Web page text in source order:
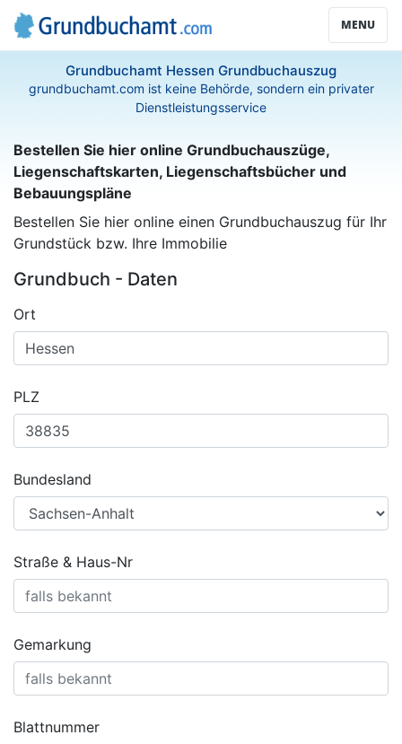
MENU
Grundbuchamt Hessen Grundbuchauszug
grundbuchamt.com ist keine Behörde, sondern ein privater
Dienstleistungsservice
Bestellen Sie hier online Grundbuchauszüge,
Liegenschaftskarten, Liegenschaftsbücher und
Bebauungspläne
Bestellen Sie hier online einen Grundbuchauszug für Ihr
Grundstück bzw. Ihre Immobilie
Grundbuch - Daten
Ort
PLZ
Bundesland
Straße & Haus-Nr
Gemarkung
Blattnummer